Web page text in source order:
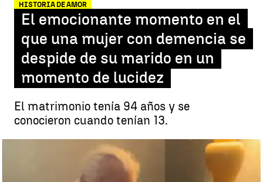
HISTORIA DE AMOR
El emocionante momento en el
que una mujer con demencia se
despide de su marido en un
momento de lucidez
El matrimonio tenía 94 años y se
conocieron cuando tenían 13.